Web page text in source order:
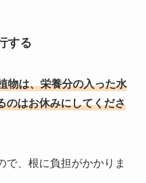
する
物は、栄養分の入った水
のはお休みにしてくださ
で、根に負担がかかりま